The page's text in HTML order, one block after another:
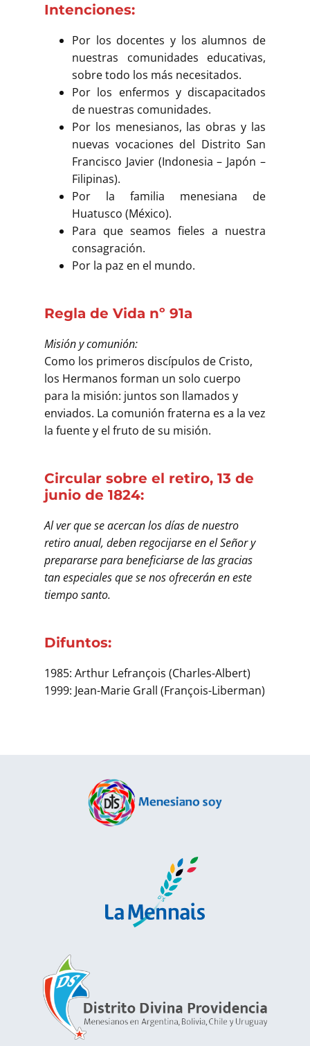
Intenciones:
Por los docentes y los alumnos de
nuestras comunidades educativas,
sobre todo los más necesitados.
Por los enfermos y discapacitados
de nuestras comunidades.
Por los menesianos, las obras y las
nuevas vocaciones del Distrito San
Francisco Javier (Indonesia – Japón –
Filipinas).
Por la familia menesiana de
Huatusco (México).
Para que seamos fieles a nuestra
consagración.
Por la paz en el mundo.
Regla de Vida nº 91a
Misión y comunión:
Como los primeros discípulos de Cristo,
los Hermanos forman un solo cuerpo
para la misión: juntos son llamados y
enviados. La comunión fraterna es a la vez
la fuente y el fruto de su misión.
Circular sobre el retiro, 13 de
junio de 1824:
Al ver que se acercan los días de nuestro
retiro anual, deben regocijarse en el Señor y
prepararse para beneficiarse de las gracias
tan especiales que se nos ofrecerán en este
tiempo santo.
Difuntos:
1985: Arthur Lefrançois (Charles-Albert)
1999: Jean-Marie Grall (François-Liberman)